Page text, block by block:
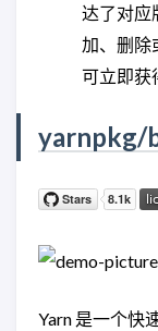
达了对应
加、删除
可立即获
yarnpkg/
Yarn 是一个快